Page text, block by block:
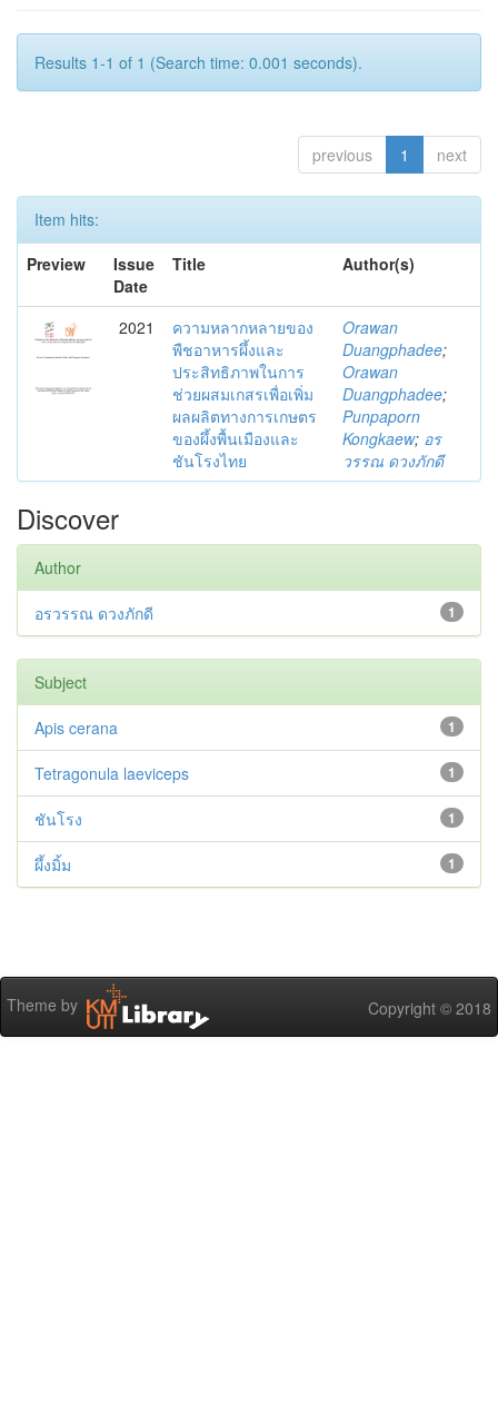
Results 1-1 of 1 (Search time: 0.001 seconds).
previous 1 next
Item hits:
Preview
Issue
Date
Title Author(s)
2021
ความหลากหลายของ
พืชอาหารผึ้งและ
ประสิทธิภาพในการ
ช่วยผสมเกสรเพื่อเพิ่ม
ผลผลิตทางการเกษตร
ของผึ้งพื้นเมืองและ
ชันโรงไทย
Orawan
Duangphadee;
Orawan
Duangphadee;
Punpaporn
Kongkaew; อร
วรรณ ดวงภักดี
Discover
Author
1
อรวรรณ ดวงภักดี
Subject
1
Apis cerana
1
Tetragonula laeviceps
1
ชันโรง
1
ผึ้งมิ้ม
Theme by Copyright © 2018